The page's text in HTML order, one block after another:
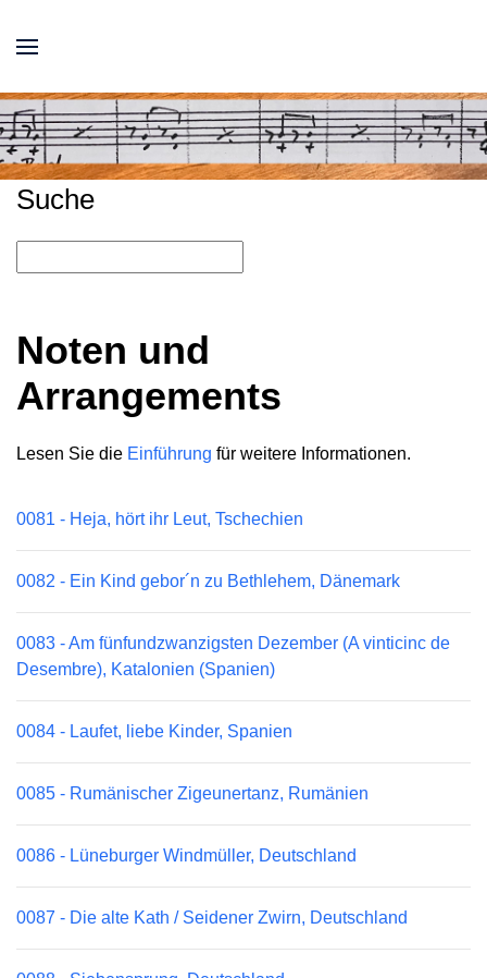
Suche
Noten und
Arrangements
Lesen Sie die Einführung für weitere Informationen.
0081 - Heja, hört ihr Leut, Tschechien
0082 - Ein Kind gebor´n zu Bethlehem, Dänemark
0083 - Am fünfundzwanzigsten Dezember (A vinticinc de
Desembre), Katalonien (Spanien)
0084 - Laufet, liebe Kinder, Spanien
0085 - Rumänischer Zigeunertanz, Rumänien
0086 - Lüneburger Windmüller, Deutschland
0087 - Die alte Kath / Seidener Zwirn, Deutschland